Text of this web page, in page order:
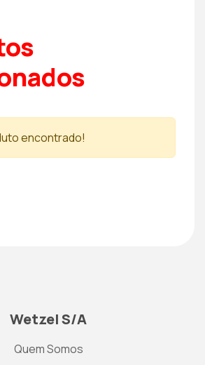
encontrado!
Wetzel S/A
Quem Somos